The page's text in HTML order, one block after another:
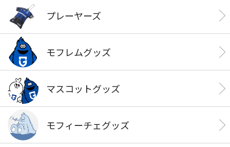
プレーヤーズ
モフレムグッズ
マスコットグッズ
モフィーチェグッズ